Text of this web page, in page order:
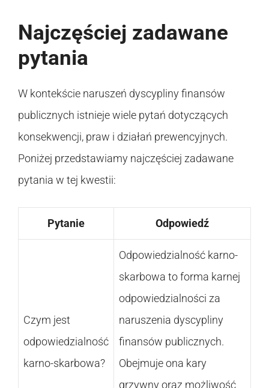
Najczęściej zadawane
pytania
W kontekście naruszeń dyscypliny finansów
publicznych istnieje wiele pytań dotyczących
konsekwencji, praw i działań prewencyjnych.
Poniżej przedstawiamy najczęściej zadawane
pytania w tej kwestii:
Pytanie Odpowiedź
Czym jest
odpowiedzialność
karno-skarbowa?
Odpowiedzialność karno-
skarbowa to forma karnej
odpowiedzialności za
naruszenia dyscypliny
finansów publicznych.
Obejmuje ona kary
grzywny oraz możliwość